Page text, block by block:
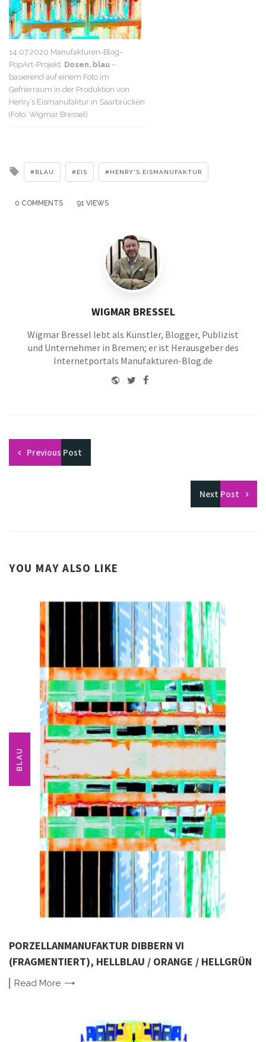
14.07.2020 Manufakturen-Blog-
PopArt-Projekt: Dosen, blau –
basierend auf einem Foto im
Gefrierraum in der Produktion von
Henry’s Eismanufaktur in Saarbrücken
(Foto: Wigmar Bressel)
Tagged
BLAU EIS HENRY'S EISMANUFAKTUR
0 COMMENTS 91 VIEWS
WIGMAR BRESSEL
Wigmar Bressel lebt als Künstler, Blogger, Publizist
und Unternehmer in Bremen; er ist Herausgeber des
Internetportals Manufakturen-Blog.de
WebsiteTwitterFacebook
Previous Post
Next Post
YOU MAY ALSO LIKE
BLAU
PORZELLANMANUFAKTUR DIBBERN VI
(FRAGMENTIERT), HELLBLAU / ORANGE / HELLGRÜN
Read More